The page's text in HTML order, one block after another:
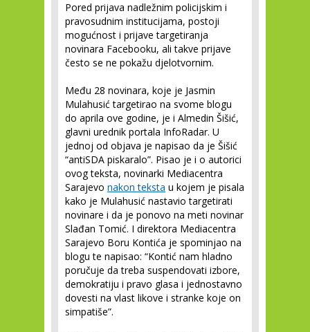
Pored prijava nadležnim policijskim i
pravosudnim institucijama, postoji
mogućnost i prijave targetiranja
novinara Facebooku, ali takve prijave
često se ne pokažu djelotvornim.
Među 28 novinara, koje je Jasmin
Mulahusić targetirao na svome blogu
do aprila ove godine, je i Almedin Šišić,
glavni urednik portala InfoRadar. U
jednoj od objava je napisao da je Šišić
“antiSDA piskaralo”. Pisao je i o autorici
ovog teksta, novinarki Mediacentra
Sarajevo nakon teksta u kojem je pisala
kako je Mulahusić nastavio targetirati
novinare i da je ponovo na meti novinar
Slađan Tomić. I direktora Mediacentra
Sarajevo Boru Kontića je spominjao na
blogu te napisao: “Kontić nam hladno
poručuje da treba suspendovati izbore,
demokratiju i pravo glasa i jednostavno
dovesti na vlast likove i stranke koje on
simpatiše”.